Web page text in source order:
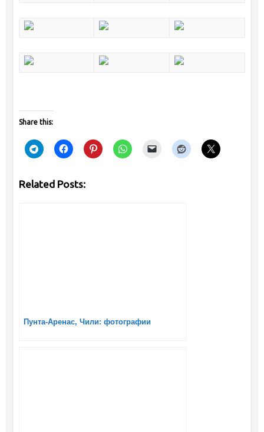
Share this:
Related Posts:
Пунта-Аренас, Чили: фотографии